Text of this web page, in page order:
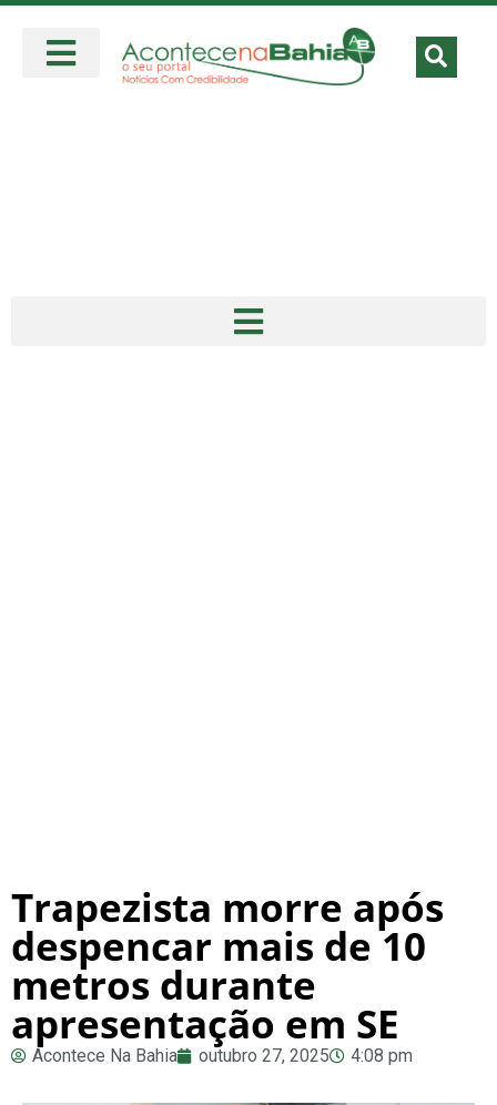
Trapezista morre após
despencar mais de 10
metros durante
apresentação em SE
Acontece Na Bahia outubro 27, 2025 4:08 pm